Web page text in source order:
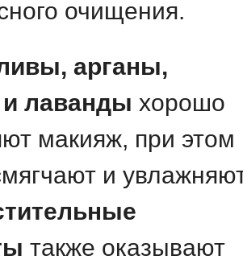
очищения.
арганы,
и лаванды хорошо
макияж, при этом
и
также оказывают